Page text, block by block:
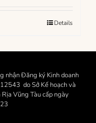
Details
nhận Đăng ký Kinh doanh
do Sở Kế hoạch và
Vũng Tàu cấp ngày